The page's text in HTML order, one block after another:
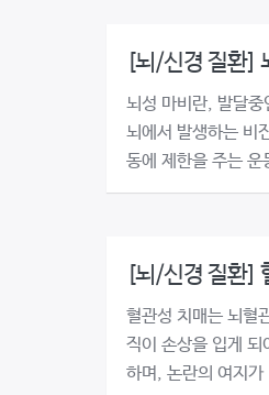
[뇌/신경 질환]
뇌성 마비란, 발달
뇌에서 발생하는 비
동에 제한을 주는
[뇌/신경 질환]
혈관성 치매는 뇌혈
직이 손상을 입게 되
하며, 논란의 여지